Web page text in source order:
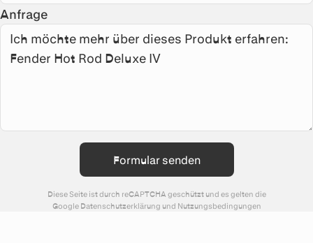
Anfrage
Formular senden
Diese Seite ist durch reCAPTCHA geschützt und es gelten die
Google Datenschutzerklärung und Nutzungsbedingungen